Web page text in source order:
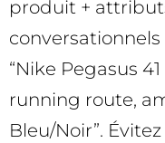
produit +
“Nike Pegasus
running route,
Bleu/Noir”.